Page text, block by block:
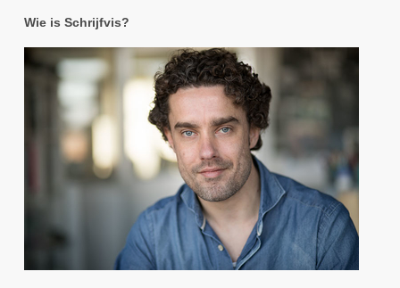
Wie is Schrijfvis?